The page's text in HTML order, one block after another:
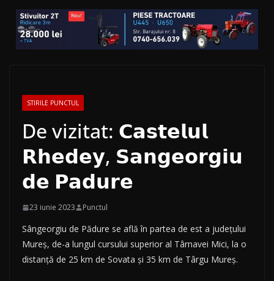
STIRILE PUNCTUL
De vizitat: 𝗖𝗮𝘀𝘁𝗲𝗹𝘂𝗹
𝗥𝗵𝗲𝗱𝗲𝘆, 𝗦𝗮𝗻𝗴𝗲𝗼𝗿𝗴𝗶𝘂
𝗱𝗲 𝗣𝗮𝗱𝘂𝗿𝗲
23 iunie 2023 Punctul
Sângeorgiu de Pădure se află în partea de est a județului
Mureș, de-a lungul cursului superior al Târnavei Mici, la o
distanță de 25 km de Sovata și 35 km de Târgu Mureș.